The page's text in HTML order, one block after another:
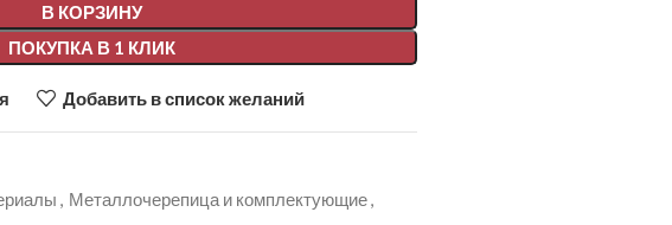
В КОРЗИНУ
ПОКУПКА В 1 КЛИК
Добавить в список желаний
, Металлочерепица и комплектующие,